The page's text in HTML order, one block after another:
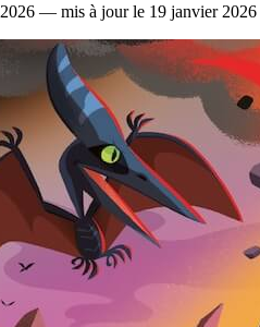
— mis à jour le 19 janvier 2026